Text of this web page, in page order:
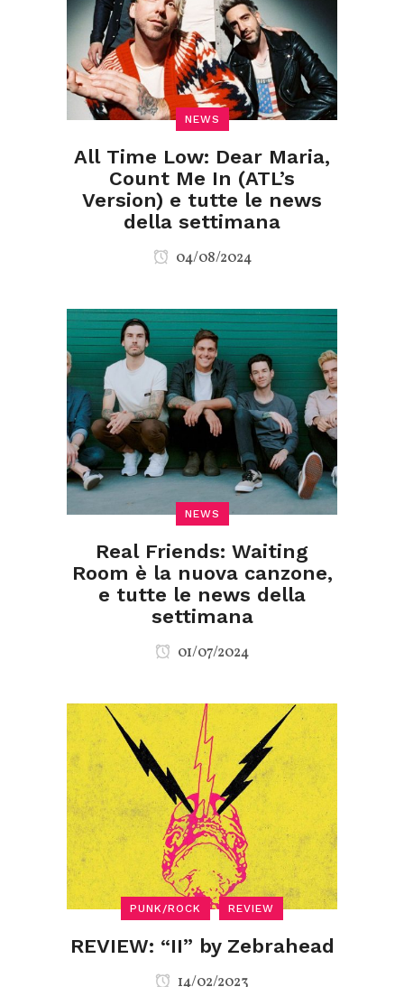
NEWS
All Time Low: Dear Maria,
Count Me In (ATL’s
Version) e tutte le news
della settimana
04/08/2024
NEWS
Real Friends: Waiting
Room è la nuova canzone,
e tutte le news della
settimana
01/07/2024
PUNK/ROCK REVIEW
REVIEW: “II” by Zebrahead
14/02/2023